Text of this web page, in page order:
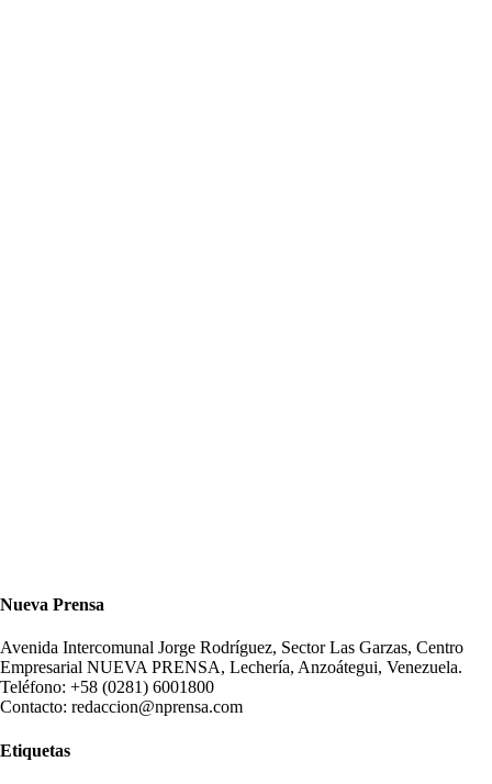
Nueva Prensa
Avenida Intercomunal Jorge Rodríguez, Sector Las Garzas, Centro
Empresarial NUEVA PRENSA, Lechería, Anzoátegui, Venezuela.
Teléfono: +58 (0281) 6001800
Contacto: redaccion@nprensa.com
Etiquetas